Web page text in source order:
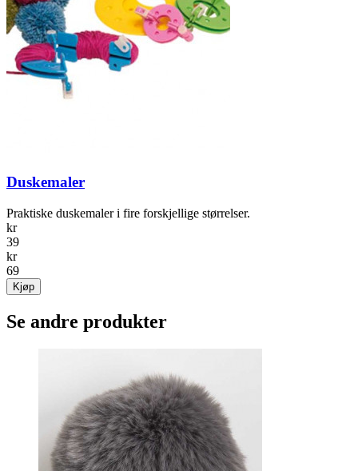
Duskemaler
Praktiske duskemaler i fire forskjellige størrelser.
kr
39
kr
69
Kjøp
Se andre produkter